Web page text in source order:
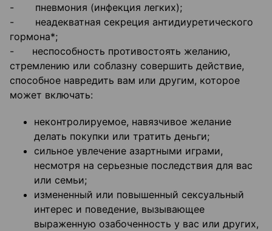
- пневмония (инфекция легких);
- неадекватная секреция антидиуретического
гормона*;
- неспособность противостоять желанию,
стремлению или соблазну совершить действие,
способное навредить вам или другим, которое
может включать:
неконтролируемое, навязчивое желание
делать покупки или тратить деньги;
сильное увлечение азартными играми,
несмотря на серьезные последствия для вас
или семьи;
измененный или повышенный сексуальный
интерес и поведение, вызывающее
выраженную озабоченность у вас или других,